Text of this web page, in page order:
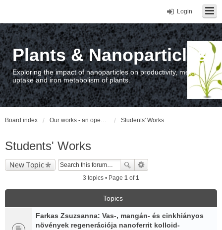
Login
Plants & Nanoparticles
Exploring the impact of nanoparticles on productivity, metal
uptake and iron metabolism of plants.
Board index Our works - an open access repository / nyilvános hozzáférésű repozitórium Students' Works
Students' Works
New Topic
3 topics • Page 1 of1
Topics
Farkas Zsuzsanna: Vas-, mangán- és cinkhiányos
növények regenerációja nanoferrit kolloid-